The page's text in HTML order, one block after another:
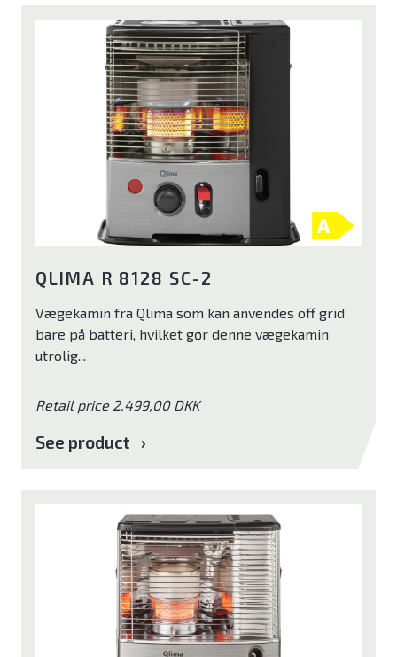
Bliv klog på god luft
Om Klimabrands
Varmepumpeguide
QLIMA R 8128 SC-2
Vægekamin fra Qlima som kan anvendes off grid
bare på batteri, hvilket gør denne vægekamin
utrolig...
Retail price 2.499,00 DKK
See product